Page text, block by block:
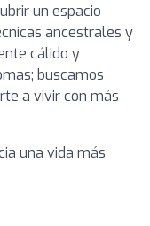
un espacio
ancestrales y
cálido y
buscamos
a vivir con más
una vida más